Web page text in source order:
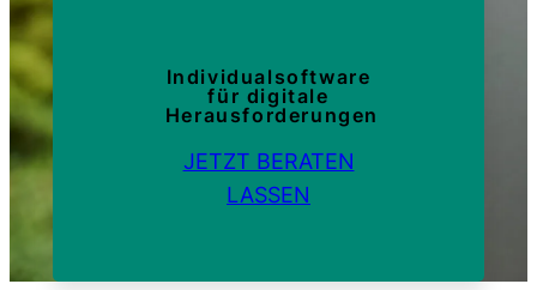
Individualsoftware
für digitale
Herausforderungen
JETZT BERATEN
LASSEN